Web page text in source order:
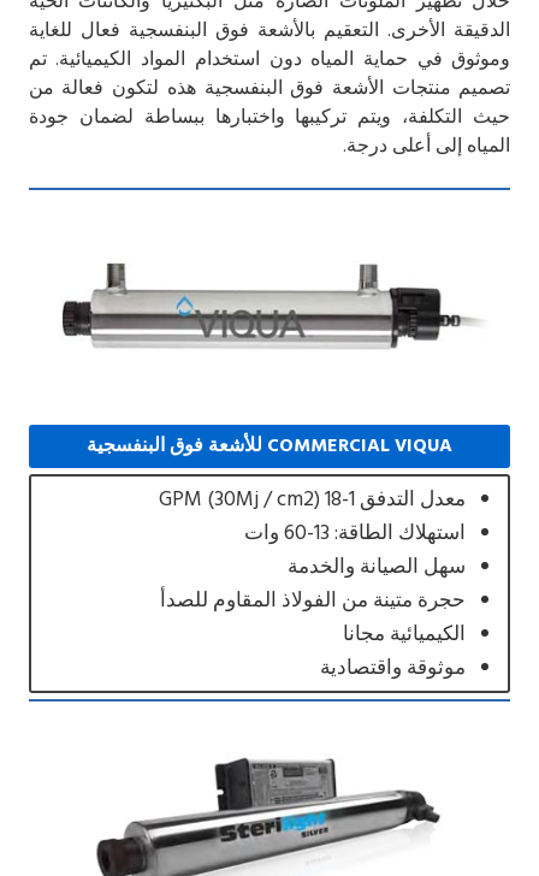
الدقيقة الأخرى. التعقيم بالأشعة فوق البنفسجية فعال للغاية
وموثوق في حماية المياه دون استخدام المواد الكيميائية. تم
تصميم منتجات الأشعة فوق البنفسجية هذه لتكون فعالة من
حيث التكلفة، ويتم تركيبها واختبارها ببساطة لضمان جودة
المياه إلى أعلى درجة.
COMMERCIAL VIQUA للأشعة فوق البنفسجية
معدل التدفق 1-18 GPM (30Mj / cm2)
استهلاك الطاقة: 13-60 وات
سهل الصيانة والخدمة
حجرة متينة من الفولاذ المقاوم للصدأ
الكيميائية مجانا
موثوقة واقتصادية